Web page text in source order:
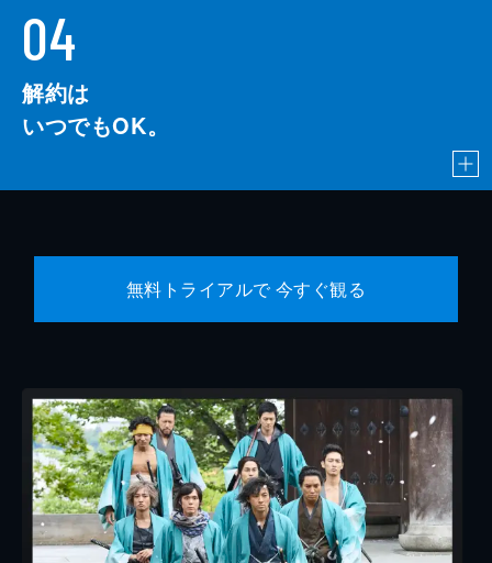
04
解約は
いつでもOK。
無料トライアルで 今すぐ観る